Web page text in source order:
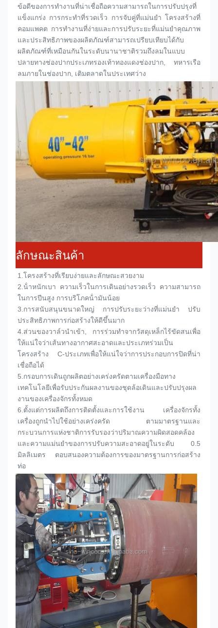
ข้อดีของการทํางานที่น่าเชื่อถือความสามารถในการปรับปรุงที่
แข็งแกร่ง การกระทําที่รวดเร็ว การจับคู่ที่แม่นยํา โครงสร้างที่
คอมแพคต การทํางานที่ง่ายและการปรับระยะที่แม่นยําคุณภาพ
และประสิทธิภาพของผลิตภัณฑ์สามารถเปรียบเทียบได้กับ
ผลิตภัณฑ์ที่เหมือนกันในระดับนานาชาติรวมถึงลมในแบบ
ปลายทางช่องปากประเภทรองเท้าทองแดงช่องปาก , ทหารเรือ
ลมภายในช่องปาก , เติมตลาดในประเทศว่าง
ลักษณะสินค้า
1. โครงสร้างที่เรียบง่ายและลักษณะสวยงาม
2. น้ําหนักเบา ความเร็วในการเดินอย่างรวดเร็ว ความสามารถ
ในการปีนสูง การบริโภคน้ํามันน้อย
3. การสนับสนุนขนาดใหญ่ การปรับระยะว่างที่แม่นยํา ปรับ
ประสิทธิภาพการก่อสร้างให้ดีขึ้นมาก
4. ส่วนของวาล์วนําเข้า, การร่วมทําจากวัสดุเหล็กไร้ขัดสนเพื่อ
ให้แน่ใจว่าเส้นทางอากาศสะอาดและประเภทร่วมเป็น
โครงสร้าง C-ประเภทเพื่อให้แน่ใจว่าการประกอบการปิดที่น่า
เชื่อถือได้
5. กรอบการเดินถูกผลิตอย่างเคร่งครัดตามเครื่องมือทาง
เทคโนโลยีเพื่อรับประกันผลงานของชุดล้อเดินและปรับปรุงผล
งานของเครื่องจักรทั้งหมด
6. ตั้งแต่การผลิตถึงการติดตั้งและการใช้งาน เครื่องจักรทั้ง
เครื่องถูกนําไปใช้อย่างเคร่งครัด ตามมาตรฐานและ
กระบวนการแห่งชาติการรับรองว่าปริมาณความผิดสอดคล้อง
และความแม่นยําของการปรับความสะอาดอยู่ในระดับ 0.5
มิลลิเมตร ตอบสนองความต้องการของมาตรฐานการก่อสร้าง
ท่อ